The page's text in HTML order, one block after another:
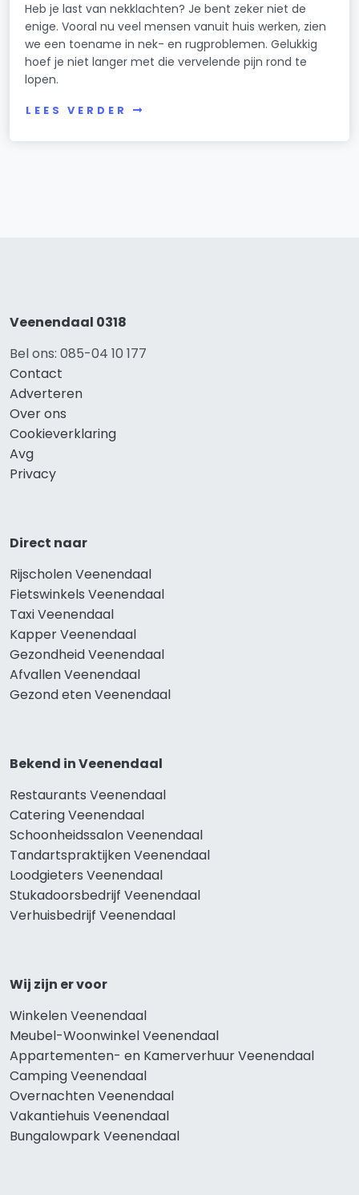
Heb je last van nekklachten? Je bent zeker niet de
enige. Vooral nu veel mensen vanuit huis werken, zien
we een toename in nek- en rugproblemen. Gelukkig
hoef je niet langer met die vervelende pijn rond te
lopen.
LEES VERDER
Veenendaal 0318
Bel ons: 085-04 10 177
Contact
Adverteren
Over ons
Cookieverklaring
Avg
Privacy
Direct naar
Rijscholen Veenendaal
Fietswinkels Veenendaal
Taxi Veenendaal
Kapper Veenendaal
Gezondheid Veenendaal
Afvallen Veenendaal
Gezond eten Veenendaal
Bekend in Veenendaal
Restaurants Veenendaal
Catering Veenendaal
Schoonheidssalon Veenendaal
Tandartspraktijken Veenendaal
Loodgieters Veenendaal
Stukadoorsbedrijf Veenendaal
Verhuisbedrijf Veenendaal
Wij zijn er voor
Winkelen Veenendaal
Meubel-Woonwinkel Veenendaal
Appartementen- en Kamerverhuur Veenendaal
Camping Veenendaal
Overnachten Veenendaal
Vakantiehuis Veenendaal
Bungalowpark Veenendaal